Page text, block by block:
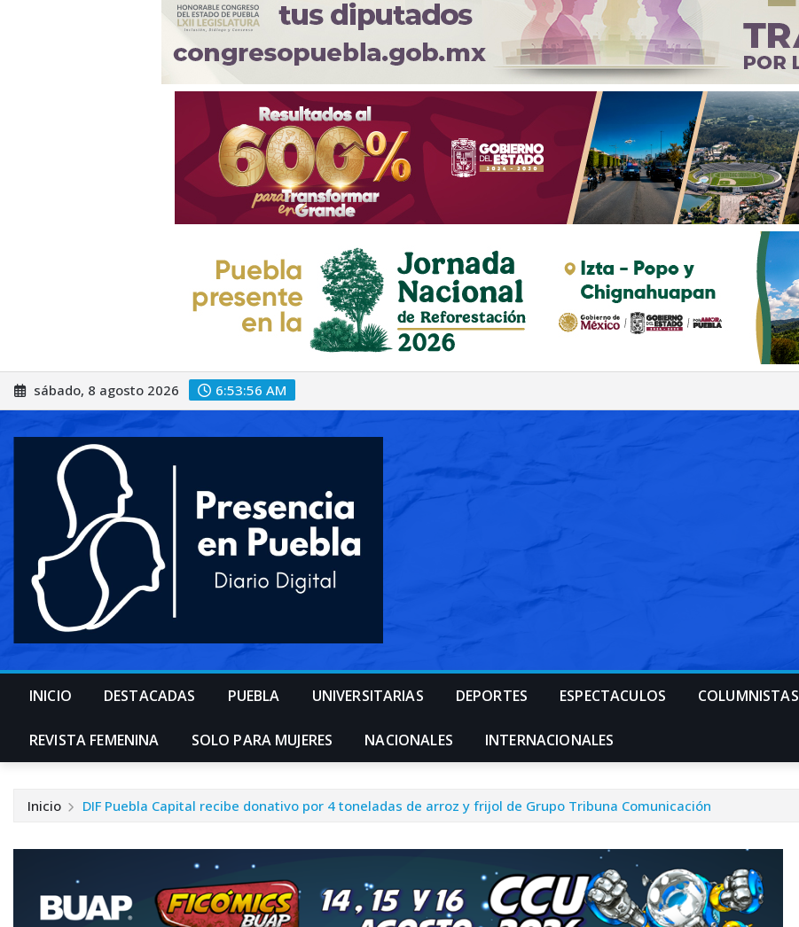
Saltar
al
sábado, 8 agosto 2026 6:53:58 AM
INICIO DESTACADAS PUEBLA UNIVERSITARIAS DEPORTES ESPECTACULOS COLUMNISTAS
REVISTA FEMENINA SOLO PARA MUJERES NACIONALES INTERNACIONALES
Inicio DIF Puebla Capital recibe donativo por 4 toneladas de arroz y frijol de Grupo Tribuna Comunicación